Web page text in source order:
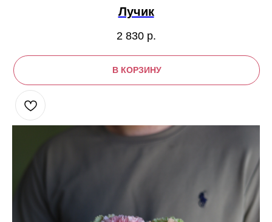
Лучик
2 830 р.
В КОРЗИНУ